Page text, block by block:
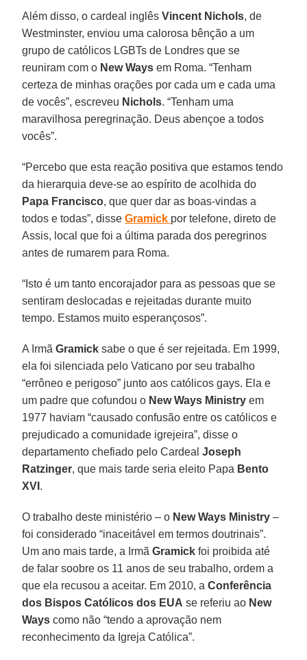
Além disso, o cardeal inglêsVincent Nichols, de
Westminster, enviou uma calorosa bênção a um
grupo de católicos LGBTs de Londres que se
reuniram com o New Ways em Roma. “Tenham
certeza de minhas orações por cada um e cada uma
de vocês”, escreveu Nichols. “Tenham uma
maravilhosa peregrinação. Deus abençoe a todos
vocês”.
“Percebo que esta reação positiva que estamos tendo
da hierarquia deve-se ao espírito de acolhida do
Papa Francisco, que quer dar as boas-vindas a
todos e todas”, disseGramick por telefone, direto de
Assis, local que foi a última parada dos peregrinos
antes de rumarem para Roma.
“Isto é um tanto encorajador para as pessoas que se
sentiram deslocadas e rejeitadas durante muito
tempo. Estamos muito esperançosos”.
A IrmãGramick sabe o que é ser rejeitada. Em 1999,
ela foi silenciada pelo Vaticano por seu trabalho
“errôneo e perigoso” junto aos católicos gays. Ela e
um padre que cofundou o New Ways Ministry em
1977 haviam “causado confusão entre os católicos e
prejudicado a comunidade igrejeira”, disse o
departamento chefiado pelo CardealJoseph
Ratzinger, que mais tarde seria eleito Papa Bento
XVI .
O trabalho deste ministério – o New Ways Ministry –
foi considerado “inaceitável em termos doutrinais”.
Um ano mais tarde, a IrmãGramick foi proibida até
de falar soobre os 11 anos de seu trabalho, ordem a
que ela recusou a aceitar. Em 2010, aConferência
dos Bispos Católicos dos EUA se referiu ao New
Ways como não “tendo a aprovação nem
reconhecimento da Igreja Católica”.